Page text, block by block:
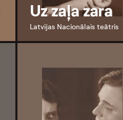
Uz zaļa zara
Latvijas Nacionālais teātris